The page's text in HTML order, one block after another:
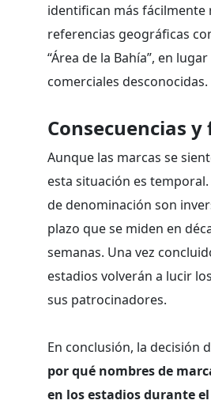
identifican más fácilmente
referencias geográficas
“Área de la Bahía”, en
comerciales desconocidas.
Consecuencias
Aunque las marcas se
esta situación es
de denominación son
plazo que se miden en
semanas. Una vez
estadios volverán a lucir
sus patrocinadores.
En conclusión, la decisión
por qué nombres de
en los estadios durante